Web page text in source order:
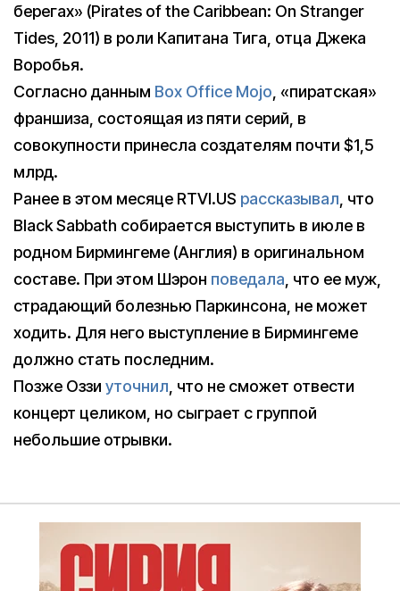
берегах» (Pirates of the Caribbean: On Stranger
Tides, 2011) в роли Капитана Тига, отца Джека
Воробья.
Согласно данным Box Office Mojo, «пиратская»
франшиза, состоящая из пяти серий, в
совокупности принесла создателям почти $1,5
млрд.
Ранее в этом месяце RTVI.US рассказывал, что
Black Sabbath собирается выступить в июле в
родном Бирмингеме (Англия) в оригинальном
составе. При этом Шэрон поведала, что ее муж,
страдающий болезнью Паркинсона, не может
ходить. Для него выступление в Бирмингеме
должно стать последним.
Позже Оззи уточнил, что не сможет отвести
концерт целиком, но сыграет с группой
небольшие отрывки.